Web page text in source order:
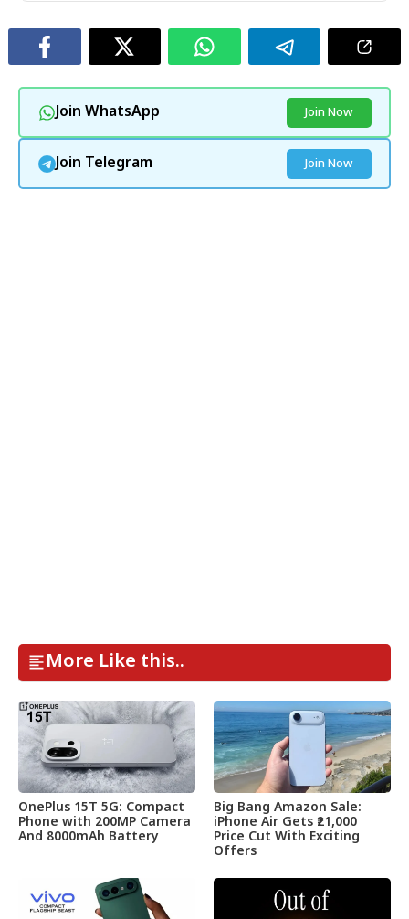
Join WhatsApp Join Now
Join Telegram Join Now
More Like this..
OnePlus 15T 5G: Compact
Phone with 200MP Camera
And 8000mAh Battery
Big Bang Amazon Sale:
iPhone Air Gets ₹21,000
Price Cut With Exciting
Offers